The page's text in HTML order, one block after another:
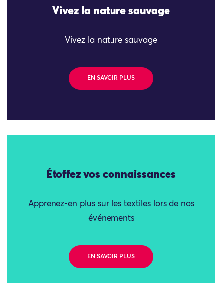
Vivez la nature sauvage
Vivez la nature sauvage
EN SAVOIR PLUS
Étoffez vos connaissances
Apprenez-en plus sur les textiles lors de nos
événements
EN SAVOIR PLUS